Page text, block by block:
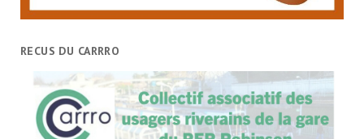
RECUS DU CARRRO